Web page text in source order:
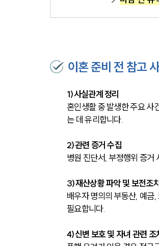
이혼 준비 전 참고
1)사실관계 정리
혼인생활 중 발생한 주요 사
는 데 유리합니다.
2)관련 증거 수집
병원 진단서, 부정행위 증거
3)재산상황 파악 및 보전조
배우자 명의의 부동산, 예금
필요합니다.
4)신변 보호 및 자녀 관련 조